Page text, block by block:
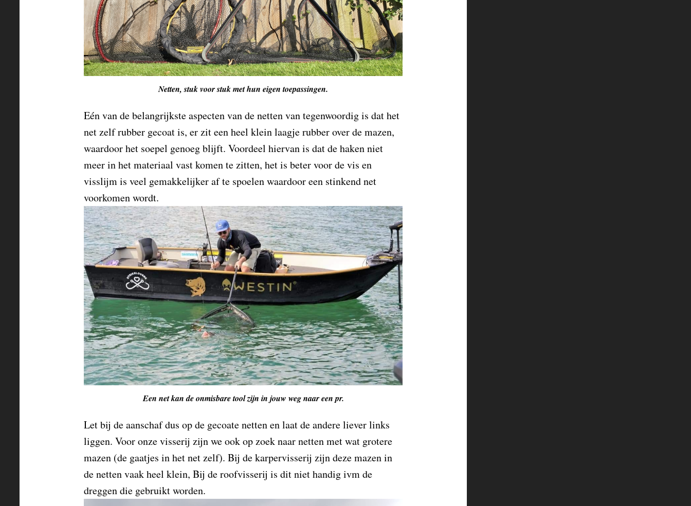
Netten, stuk voor stuk met hun eigen toepassingen.
Eén van de belangrijkste aspecten van de netten van tegenwoordig is dat het
net zelf rubber gecoat is, er zit een heel klein laagje rubber over de mazen,
waardoor het soepel genoeg blijft. Voordeel hiervan is dat de haken niet
meer in het materiaal vast komen te zitten, het is beter voor de vis en
visslijm is veel gemakkelijker af te spoelen waardoor een stinkend net
voorkomen wordt.
Een net kan de onmisbare tool zijn in jouw weg naar een pr.
Let bij de aanschaf dus op de gecoate netten en laat de andere liever links
liggen. Voor onze visserij zijn we ook op zoek naar netten met wat grotere
mazen (de gaatjes in het net zelf). Bij de karpervisserij zijn deze mazen in
de netten vaak heel klein, Bij de roofvisserij is dit niet handig ivm de
dreggen die gebruikt worden.